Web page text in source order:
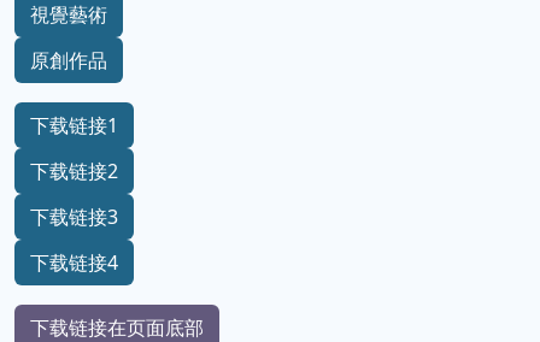
視覺藝術
原創作品
下载链接1
下载链接2
下载链接3
下载链接4
下载链接在页面底部